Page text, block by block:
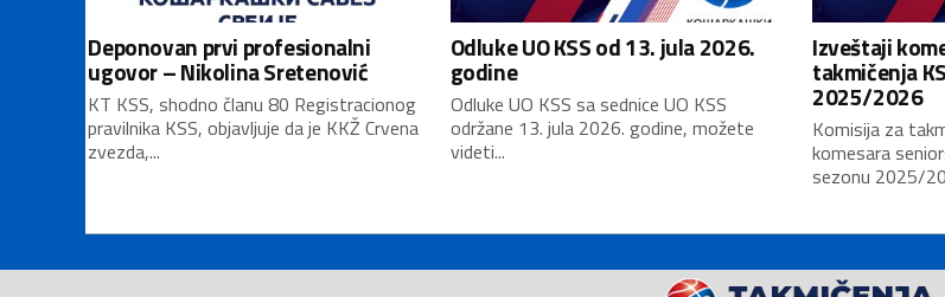
Deponovan prvi profesionalni
ugovor – Nikolina Sretenović
KT KSS, shodno članu 80 Registracionog
pravilnika KSS, objavljuje da je KKŽ Crvena
zvezda,...
Odluke UO KSS od 13. jula 2026.
godine
Odluke UO KSS sa sednice UO KSS
održane 13. jula 2026. godine, možete
videti...
Izveštaji
takmičenja
2025/2026
Komisija za
komesara
sezonu 2025/